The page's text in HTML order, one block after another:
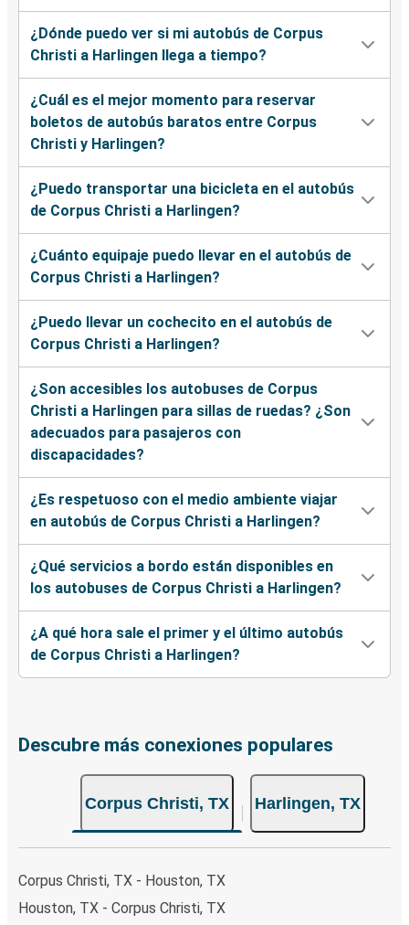
¿Dónde puedo ver si mi autobús de Corpus
Christi a Harlingen llega a tiempo?
¿Cuál es el mejor momento para reservar
boletos de autobús baratos entre Corpus
Christi y Harlingen?
¿Puedo transportar una bicicleta en el autobús
de Corpus Christi a Harlingen?
¿Cuánto equipaje puedo llevar en el autobús de
Corpus Christi a Harlingen?
¿Puedo llevar un cochecito en el autobús de
Corpus Christi a Harlingen?
¿Son accesibles los autobuses de Corpus
Christi a Harlingen para sillas de ruedas? ¿Son
adecuados para pasajeros con
discapacidades?
¿Es respetuoso con el medio ambiente viajar
en autobús de Corpus Christi a Harlingen?
¿Qué servicios a bordo están disponibles en
los autobuses de Corpus Christi a Harlingen?
¿A qué hora sale el primer y el último autobús
de Corpus Christi a Harlingen?
Descubre más conexiones populares
Corpus Christi, TX Harlingen, TX
Corpus Christi, TX - Houston, TX
Houston, TX - Corpus Christi, TX